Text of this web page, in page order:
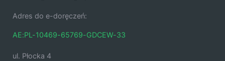
Adres do e-doręczeń:
AE:PL-10469-65769-GDCEW-33
ul. Płocka 4